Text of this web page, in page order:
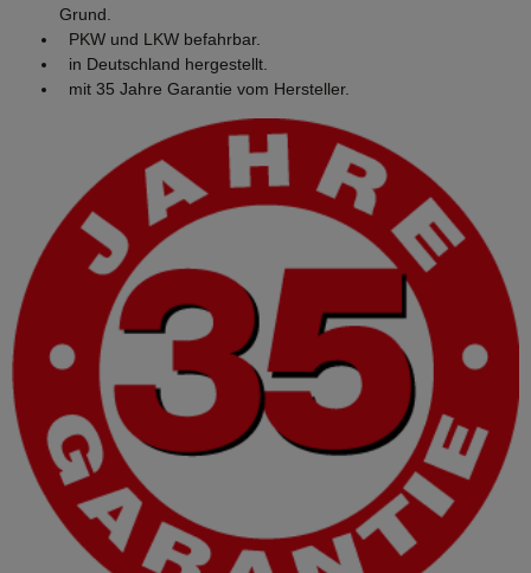
Grund.
PKW und LKW befahrbar.
in Deutschland hergestellt.
mit 35 Jahre Garantie vom Hersteller.